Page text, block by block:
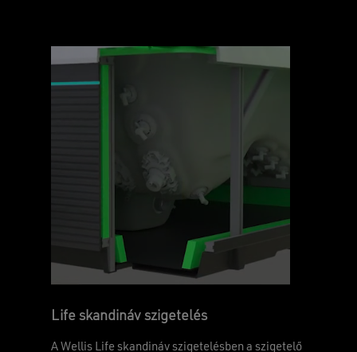
Life skandináv szigetelés
A Wellis Life skandináv szigetelésben a szigetelő